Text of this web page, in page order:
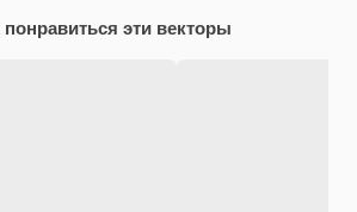
эти векторы